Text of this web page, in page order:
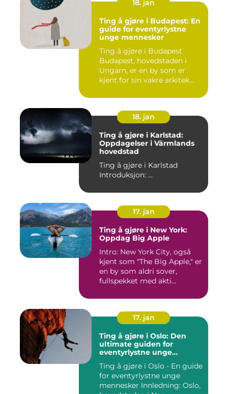
18. jan
Ting å gjøre i Budapest: En
guide for eventyrlystne
unge mennesker
Ting å gjøre i Budapest
Budapest, hovedstaden i
Ungarn, er en by som er
kjent for sin vakre arkitek...
18. jan
Ting å gjøre i Karlstad:
Oppdagelser i Värmlands
hovedstad
Ting å gjøre i Karlstad
Introduksjon: ...
17. jan
Ting å gjøre i New York:
Oppdag Big Apple
Intro: New York City, også
kjent som "The Big Apple," er
en by som aldri sover,
fullspekket med akti...
17. jan
Ting å gjøre i Oslo: Den
ultimate guiden for
eventyrlystne unge
Ting å gjøre i Oslo - En guide
for eventyrlystne unge
mennesker Innledning: Oslo,